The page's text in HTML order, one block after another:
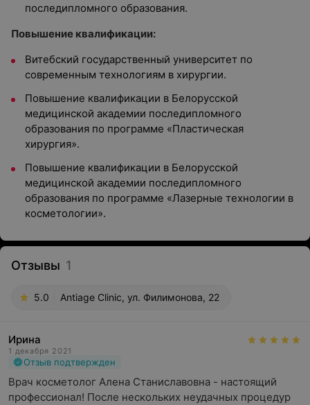
последипломного образования.
Повышение квалификации:
Витебский государственный университет по
современным технологиям в хирургии.
Повышение квалификации в Белорусской
медицинской академии последипломного
образования по программе «Пластическая
хирургия».
Повышение квалификации в Белорусской
медицинской академии последипломного
образования по программе «Лазерные технологии в
косметологии».
Отзывы 1
5.0 Antiage Clinic, ул. Филимонова, 22
Ирина
1 декабря 2021
Отзыв подтвержден
Врач косметолог Алена Станиславовна - настоящий
профессионал! После нескольких неудачных процедур